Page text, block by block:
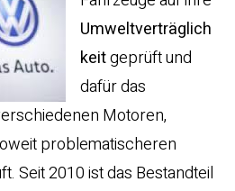
Umweltverträglich
keitgeprüft und
dafür das
Motoren,
problematischeren
Seit 2010 ist das Bestandteil